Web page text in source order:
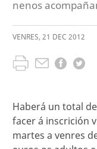
nenos
VENRES, 21 DEC 2012
Haberá un total
facer á inscrición
martes a venres